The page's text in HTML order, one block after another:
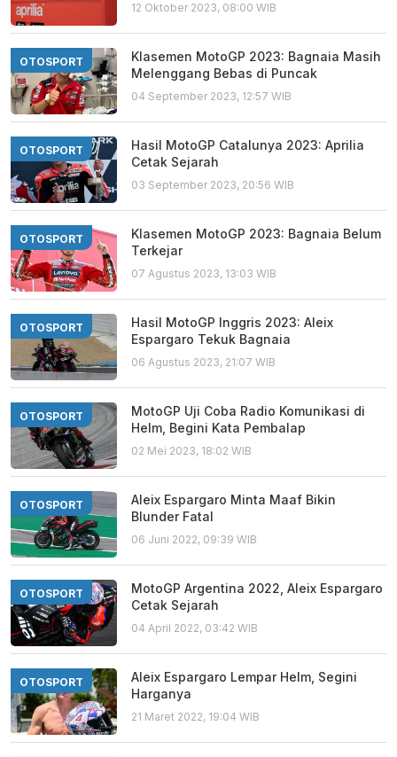
12 Oktober 2023, 08:00 WIB
OTOSPORT
Klasemen MotoGP 2023: Bagnaia Masih
Melenggang Bebas di Puncak
04 September 2023, 12:57 WIB
OTOSPORT
Hasil MotoGP Catalunya 2023: Aprilia
Cetak Sejarah
03 September 2023, 20:56 WIB
OTOSPORT
Klasemen MotoGP 2023: Bagnaia Belum
Terkejar
07 Agustus 2023, 13:03 WIB
OTOSPORT
Hasil MotoGP Inggris 2023: Aleix
Espargaro Tekuk Bagnaia
06 Agustus 2023, 21:07 WIB
OTOSPORT
MotoGP Uji Coba Radio Komunikasi di
Helm, Begini Kata Pembalap
02 Mei 2023, 18:02 WIB
OTOSPORT
Aleix Espargaro Minta Maaf Bikin
Blunder Fatal
06 Juni 2022, 09:39 WIB
OTOSPORT
MotoGP Argentina 2022, Aleix Espargaro
Cetak Sejarah
04 April 2022, 03:42 WIB
OTOSPORT
Aleix Espargaro Lempar Helm, Segini
Harganya
21 Maret 2022, 19:04 WIB